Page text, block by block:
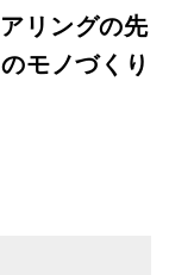
リングの先
モノづくり